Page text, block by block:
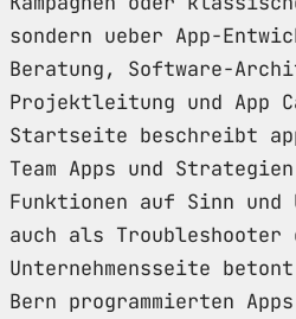
sondern ueber App-
Beratung, Software-
Projektleitung und App
Startseite beschreibt
Team Apps und
Funktionen auf Sinn und
auch als
Unternehmensseite
Bern programmierten